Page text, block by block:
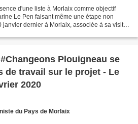
d'une liste à Morlaix comme objectif
Le Pen faisant même une étape non
dernier à Morlaix, associée à sa visite
Plouigneau se
de travail sur le projet - Le
2020
du Pays de Morlaix